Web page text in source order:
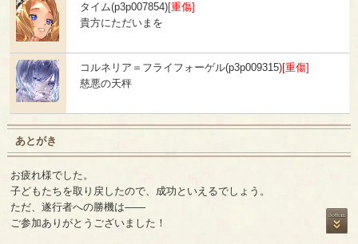
タイム(p3p007854)[重傷]
貴方にただいまを
コルネリア＝フライフォーゲル(p3p009315)[重傷]
慈悪の天秤
あとがき
お疲れ様でした。
子どもたちを取り戻したので、成功といえるでしょう。
ただ、遂行者への勝機は――
ご参加ありがとうございました！